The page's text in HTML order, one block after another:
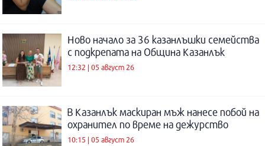
Ново начало за 36 казанлъшки семейства
с подкрепата на Община Казанлък
12:32 | 05 август 26
В Казанлък маскиран мъж нанесе побой на
охранител по време на дежурство
10:15 | 05 август 26